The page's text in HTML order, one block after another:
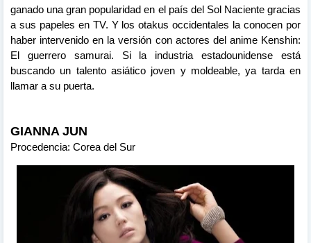
ganado una gran popularidad en el país del Sol Naciente gracias
a sus papeles en TV. Y los otakus occidentales la conocen por
haber intervenido en la versión con actores del anime Kenshin:
El guerrero samurai. Si la industria estadounidense está
buscando un talento asiático joven y moldeable, ya tarda en
llamar a su puerta.
GIANNA JUN
Procedencia: Corea del Sur